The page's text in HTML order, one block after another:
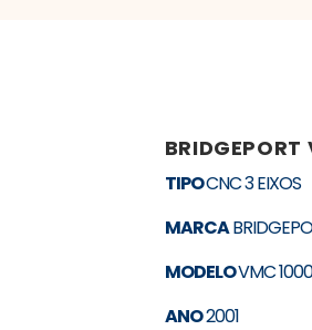
TIPOCNC 3 EIXOS
MARCA
MODELOVMC
ANO2001